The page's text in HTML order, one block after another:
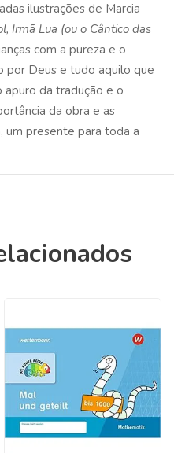
ilustrações de Marcia
Irmã Lua (ou o Cântico das
com a pureza e o
por Deus e tudo aquilo que
da tradução e o
da obra e as
um presente para toda a